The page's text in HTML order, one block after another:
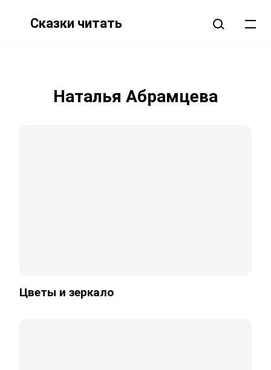
Сказки читать
Наталья Абрамцева
Цветы и зеркало